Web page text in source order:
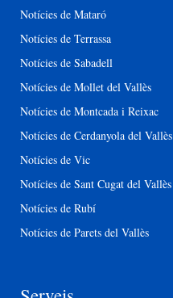
Notícies de Mataró
Notícies de Terrassa
Notícies de Sabadell
Notícies de Mollet del Vallès
Notícies de Montcada i Reixac
Notícies de Cerdanyola del Vallès
Notícies de Vic
Notícies de Sant Cugat del Vallès
Notícies de Rubí
Notícies de Parets del Vallès